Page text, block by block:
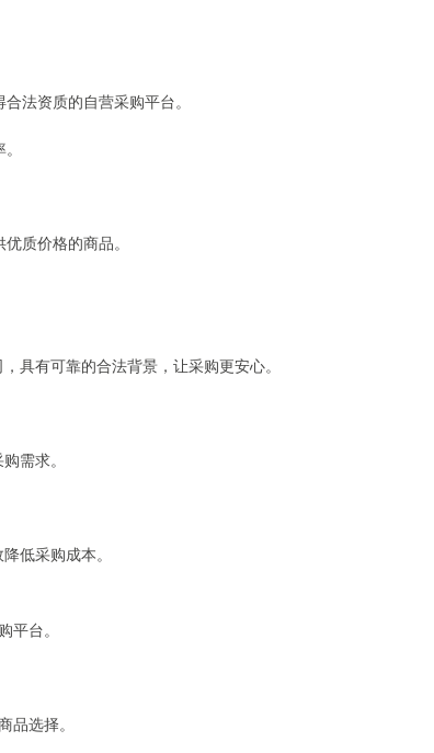
法资质的自营采购平台。
质价格的商品。
具有可靠的合法背景，让采购更安心。
需求。
低采购成本。
平台。
品选择。